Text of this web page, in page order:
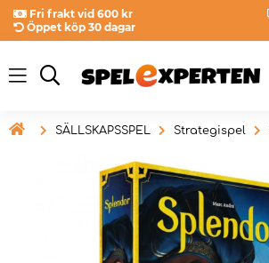
Fri frakt vid 600 kr
Öppet köp 30 dagar
 SÄLLSKAPSSPEL Strategispel